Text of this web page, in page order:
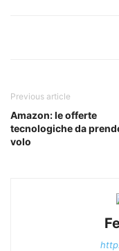
Previous article
Amazon: le offerte
tecnologiche da
volo